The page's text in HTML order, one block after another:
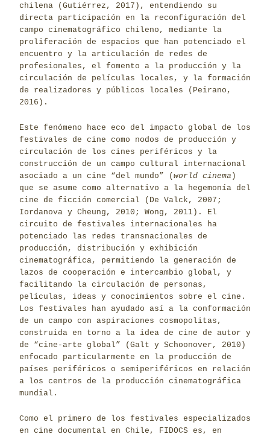
chilena (Gutiérrez, 2017), entendiendo su
directa participación en la reconfiguración del
campo cinematográfico chileno, mediante la
proliferación de espacios que han potenciado el
encuentro y la articulación de redes de
profesionales, el fomento a la producción y la
circulación de películas locales, y la formación
de realizadores y públicos locales (Peirano,
2016).
Este fenómeno hace eco del impacto global de los
festivales de cine como nodos de producción y
circulación de los cines periféricos y la
construcción de un campo cultural internacional
asociado a un cine “del mundo” (world cinema )
que se asume como alternativo a la hegemonía del
cine de ficción comercial (De Valck, 2007;
Iordanova y Cheung, 2010; Wong, 2011). El
circuito de festivales internacionales ha
potenciado las redes transnacionales de
producción, distribución y exhibición
cinematográfica, permitiendo la generación de
lazos de cooperación e intercambio global, y
facilitando la circulación de personas,
películas, ideas y conocimientos sobre el cine.
Los festivales han ayudado así a la conformación
de un campo con aspiraciones cosmopolitas,
construida en torno a la idea de cine de autor y
de “cine-arte global” (Galt y Schoonover, 2010)
enfocado particularmente en la producción de
países periféricos o semiperiféricos en relación
a los centros de la producción cinematográfica
mundial.
Como el primero de los festivales especializados
en cine documental en Chile, FIDOCS es, en